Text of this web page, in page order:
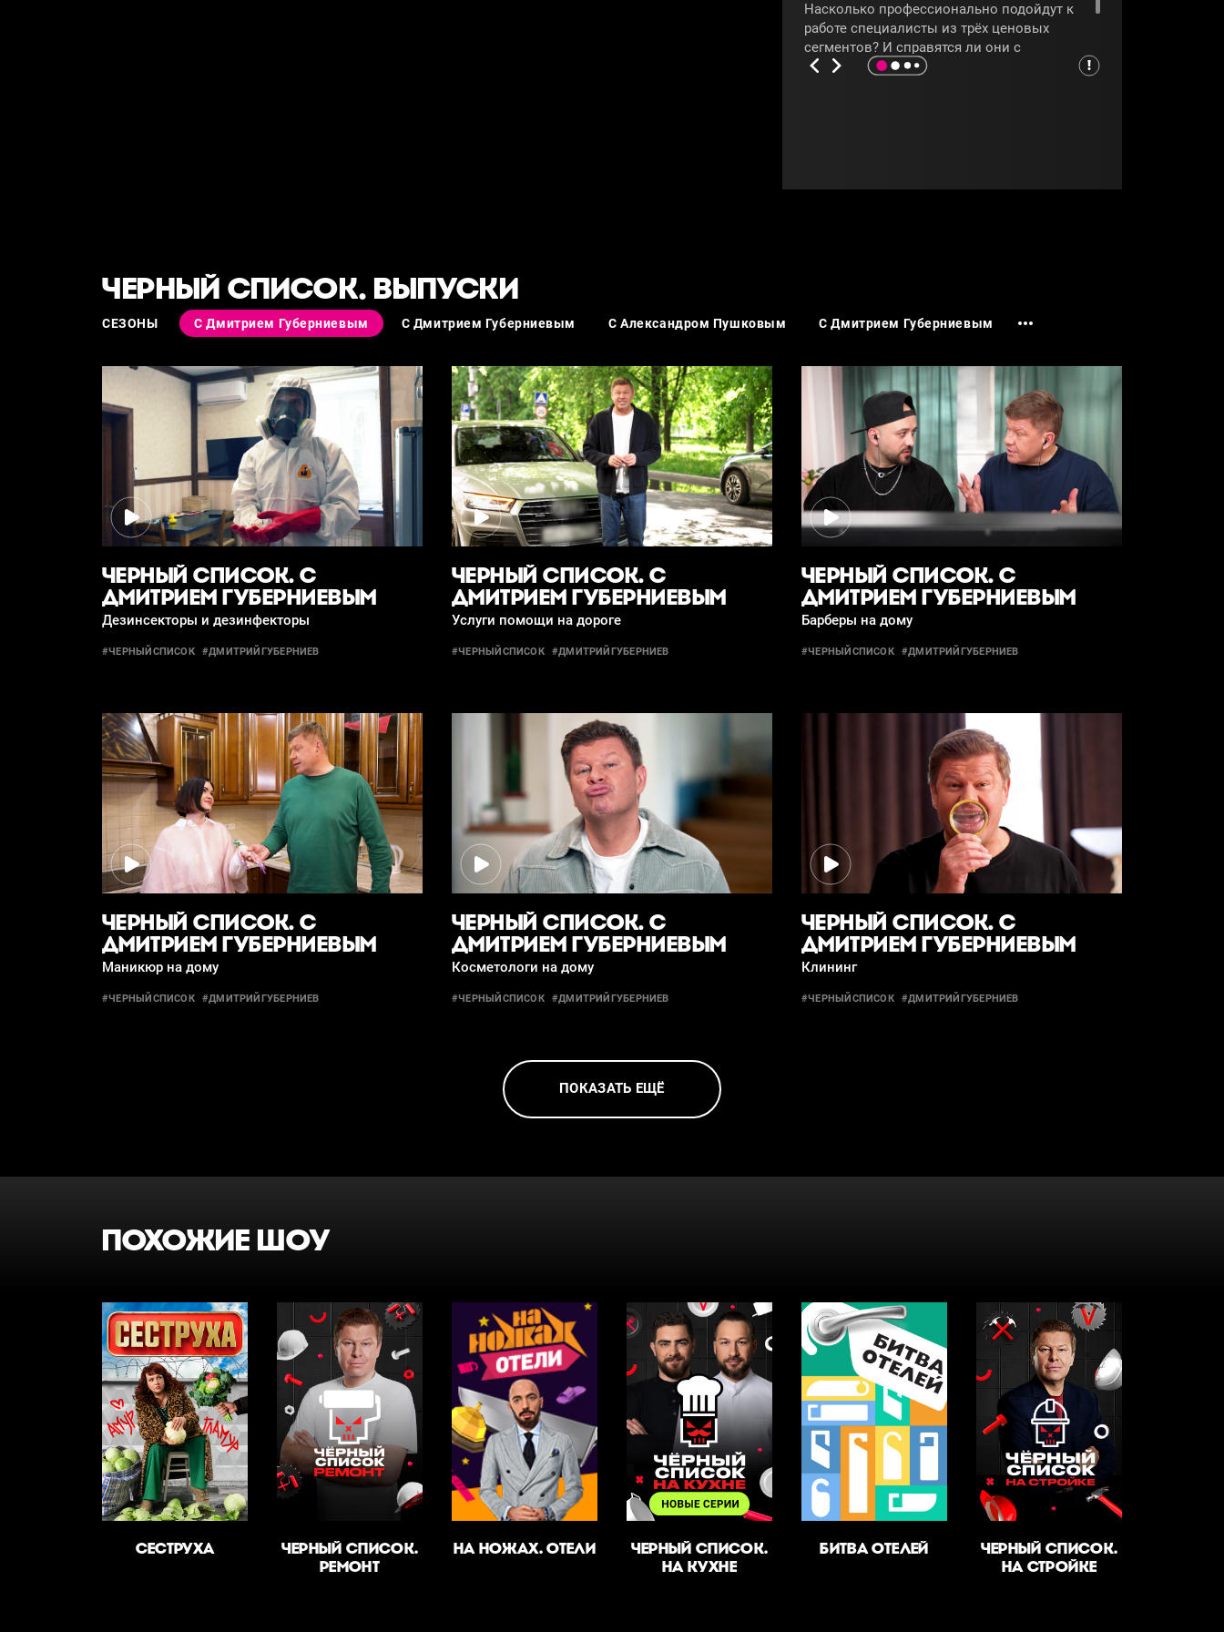
Насколько профессионально подойдут к
работе специалисты из трёх ценовых
сегментов? И справятся ли они с
поставленными задачами, покажет
ЧЕРНЫЙ СПИСОК. ВЫПУСКИ
СЕЗОНЫ С Дмитрием Губерниевым С Дмитрием Губерниевым C Александром Пушковым С Дмитрием Губерниевым
ЧЕРНЫЙ СПИСОК. С
ДМИТРИЕМ ГУБЕРНИЕВЫМ
Дезинсекторы и дезинфекторы
#ЧЕРНЫЙСПИСОК #ДМИТРИЙГУБЕРНИЕВ
ЧЕРНЫЙ СПИСОК. С
ДМИТРИЕМ ГУБЕРНИЕВЫМ
Услуги помощи на дороге
#ЧЕРНЫЙСПИСОК #ДМИТРИЙГУБЕРНИЕВ
ЧЕРНЫЙ СПИСОК. С
ДМИТРИЕМ ГУБЕРНИЕВЫМ
Барберы на дому
#ЧЕРНЫЙСПИСОК #ДМИТРИЙГУБЕРНИЕВ
ЧЕРНЫЙ СПИСОК. С
ДМИТРИЕМ ГУБЕРНИЕВЫМ
Маникюр на дому
#ЧЕРНЫЙСПИСОК #ДМИТРИЙГУБЕРНИЕВ
ЧЕРНЫЙ СПИСОК. С
ДМИТРИЕМ ГУБЕРНИЕВЫМ
Косметологи на дому
#ЧЕРНЫЙСПИСОК #ДМИТРИЙГУБЕРНИЕВ
ЧЕРНЫЙ СПИСОК. С
ДМИТРИЕМ ГУБЕРНИЕВЫМ
Клининг
#ЧЕРНЫЙСПИСОК #ДМИТРИЙГУБЕРНИЕВ
ПОКАЗАТЬ ЕЩЁ
ПОХОЖИЕ ШОУ
СЕСТРУХА
ЧЕРНЫЙ СПИСОК.
РЕМОНТ
НА НОЖАХ. ОТЕЛИ
ЧЕРНЫЙ СПИСОК.
НА КУХНЕ
БИТВА ОТЕЛЕЙ
ЧЕРНЫЙ СПИСОК.
НА СТРОЙКЕ